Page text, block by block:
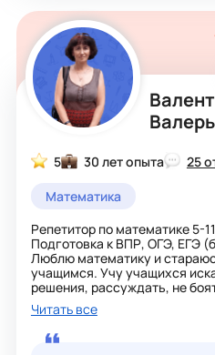
5 30 лет опыта
25
Математика
Репетитор по математике 5-
Подготовка к ВПР, ОГЭ, ЕГЭ
Люблю математику и
учащимся. Учу учащихся
решения, рассуждать, не
выводы. Показываю связь
Мои ученики набирают 90 и
выступают на олимпиадах.
Жду вас на занятиях!
Читать все